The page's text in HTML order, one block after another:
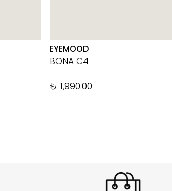
EYEMOOD
BONA C4
₺ 1,990.00